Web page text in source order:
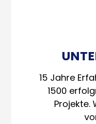
15 Jahre
1500
Projekte.